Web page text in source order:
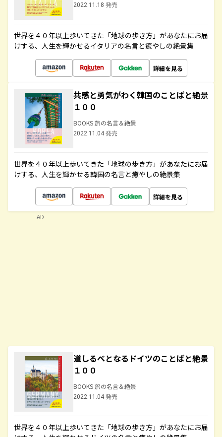
2022.11.18 発売
世界を４０年以上歩いてきた「地球の歩き方」があなたにお届
けする、人生を輝かせるイタリアの名言と癒やしの絶景集
詳細を見る
共感と勇気がわく韓国のことばと絶景
１００
BOOKS 旅の名言＆絶景
2022.11.04 発売
世界を４０年以上歩いてきた「地球の歩き方」があなたにお届
けする、人生を輝かせる韓国の名言と癒やしの絶景集
詳細を見る
道しるべとなるドイツのことばと絶景
１００
BOOKS 旅の名言＆絶景
2022.11.04 発売
世界を４０年以上歩いてきた「地球の歩き方」があなたにお届
AD